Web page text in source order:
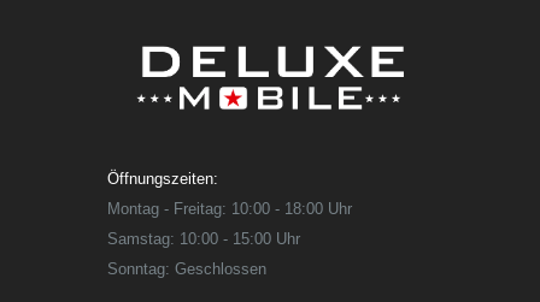
Öffnungszeiten:
Montag - Freitag: 10:00 - 18:00 Uhr
Samstag: 10:00 - 15:00 Uhr
Sonntag: Geschlossen